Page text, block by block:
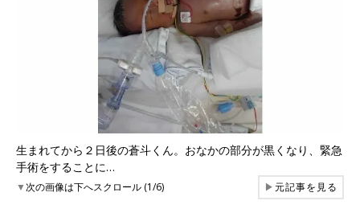
生まれてから２日後の蒼斗くん。おなかの部分が黒くなり、緊急
手術をすることに…
▼次の画像は下へスクロール (1/6) ▶元記事を見る